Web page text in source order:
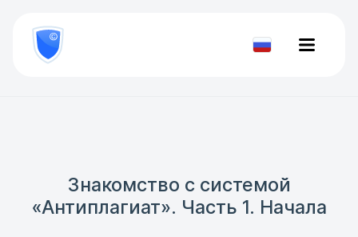
800
777-
81-Проверить
Знакомство с системой
«Антиплагиат». Часть 1. Начала